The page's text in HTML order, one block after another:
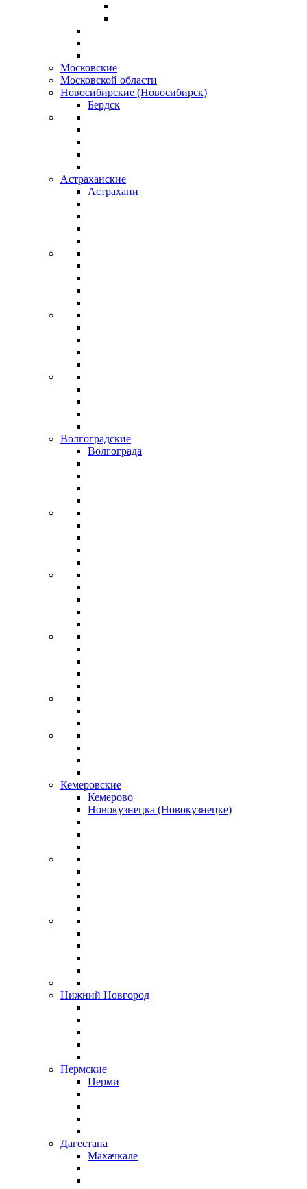
Московские
Московской области
Новосибирские (Новосибирск)
Бердск
Астраханские
Астрахани
Волгоградские
Волгограда
Кемеровские
Кемерово
Новокузнецка (Новокузнецке)
Нижний Новгород
Пермские
Перми
Дагестана
Махачкале